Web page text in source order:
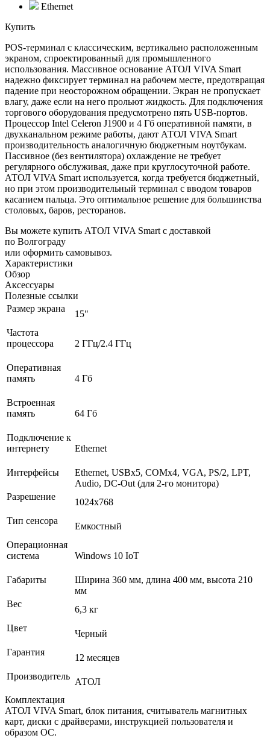
Ethernet
Купить
POS-терминал с классическим, вертикально расположенным
экраном, спроектированный для промышленного
использования. Массивное основание АТОЛ VIVA Smart
надежно фиксирует терминал на рабочем месте, предотвращая
падение при неосторожном обращении. Экран не пропускает
влагу, даже если на него прольют жидкость. Для подключения
торгового оборудования предусмотрено пять USB-портов.
Процессор Intel Celeron J1900 и 4 Гб оперативной памяти, в
двухканальном режиме работы, дают АТОЛ VIVA Smart
производительность аналогичную бюджетным ноутбукам.
Пассивное (без вентилятора) охлаждение не требует
регулярного обслуживая, даже при круглосуточной работе.
АТОЛ VIVA Smart используется, когда требуется бюджетный,
но при этом производительный терминал с вводом товаров
касанием пальца. Это оптимальное решение для большинства
столовых, баров, ресторанов.
Вы можете купить АТОЛ VIVA Smart с доставкой
по Волгограду
или оформить самовывоз.
Характеристики
Обзор
Аксессуары
Полезные ссылки
Размер экрана
15"
Частота
процессора
2 ГГц/2.4 ГГц
Оперативная
память
4 Гб
Встроенная
память
64 Гб
Подключение к
интернету
Ethernet
Интерфейсы
Ethernet, USBх5, COMх4, VGA, PS/2, LPT,
Audio, DC-Out (для 2-го монитора)
Разрешение
1024x768
Тип сенсора
Емкостный
Операционная
система
Windows 10 IoT
Габариты
Ширина 360 мм, длина 400 мм, высота 210
мм
Вес
6,3 кг
Цвет
Черный
Гарантия
12 месяцев
Производитель
АТОЛ
Комплектация
АТОЛ VIVA Smart, блок питания, считыватель магнитных
карт, диски с драйверами, инструкцией пользователя и
образом ОС.